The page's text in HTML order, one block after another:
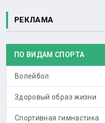
РЕКЛАМА
ПО ВИДАМ СПОРТА
Волейбол
Здоровый образ жизни
Спортивная гимнастика